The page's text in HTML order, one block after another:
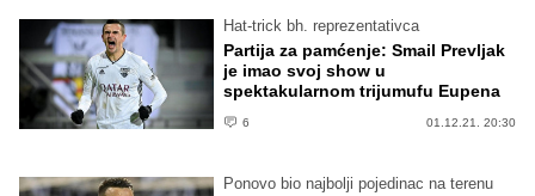
Hat-trick bh. reprezentativca
Partija za pamćenje: Smail Prevljak
je imao svoj show u
spektakularnom trijumufu Eupena
6 01.12.21. 20:30
Ponovo bio najbolji pojedinac na terenu